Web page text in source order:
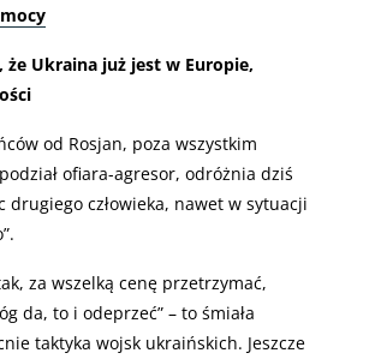
że Ukraina już jest w Europie,
od Rosjan, poza wszystkim
ofiara-agresor, odróżnia dziś
drugiego człowieka, nawet w sytuacji
za wszelką cenę przetrzymać,
da, to i odeprzeć” – to śmiała
taktyka wojsk ukraińskich. Jeszcze